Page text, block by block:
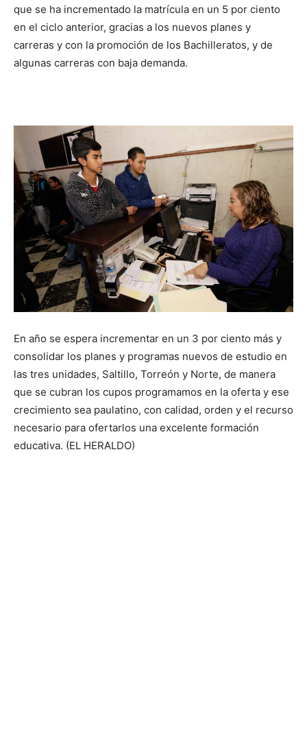
que se ha incrementado la matrícula en un 5 por ciento
en el ciclo anterior, gracias a los nuevos planes y
carreras y con la promoción de los Bachilleratos, y de
algunas carreras con baja demanda.
En año se espera incrementar en un 3 por ciento más y
consolidar los planes y programas nuevos de estudio en
las tres unidades, Saltillo, Torreón y Norte, de manera
que se cubran los cupos programamos en la oferta y ese
crecimiento sea paulatino, con calidad, orden y el recurso
necesario para ofertarlos una excelente formación
educativa. (EL HERALDO)